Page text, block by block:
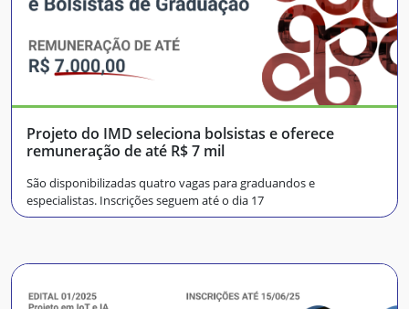
Projeto do IMD seleciona bolsistas e oferece
remuneração de até R$ 7 mil
São disponibilizadas quatro vagas para graduandos e
especialistas. Inscrições seguem até o dia 17